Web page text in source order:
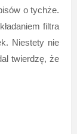
o tychże.
filtra
Niestety nie
twierdzę, że